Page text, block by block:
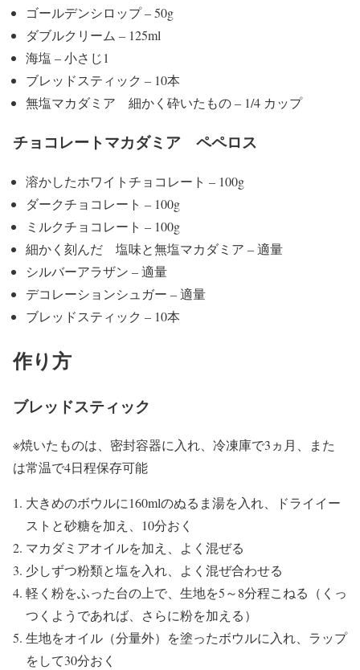
ゴールデンシロップ – 50g
ダブルクリーム – 125ml
海塩 – 小さじ1
ブレッドスティック – 10本
無塩マカダミア 細かく砕いたもの – 1/4 カップ
チョコレートマカダミア ペペロス
溶かしたホワイトチョコレート – 100g
ダークチョコレート – 100g
ミルクチョコレート – 100g
細かく刻んだ 塩味と無塩マカダミア – 適量
シルバーアラザン – 適量
デコレーションシュガー – 適量
ブレッドスティック – 10本
作り方
ブレッドスティック
※焼いたものは、密封容器に入れ、冷凍庫で3ヵ月、また
は常温で4日程保存可能
大きめのボウルに160mlのぬるま湯を入れ、ドライイー
ストと砂糖を加え、10分おく
マカダミアオイルを加え、よく混ぜる
少しずつ粉類と塩を入れ、よく混ぜ合わせる
軽く粉をふった台の上で、生地を5～8分程こねる（くっ
つくようであれば、さらに粉を加える）
生地をオイル（分量外）を塗ったボウルに入れ、ラップ
をして30分おく